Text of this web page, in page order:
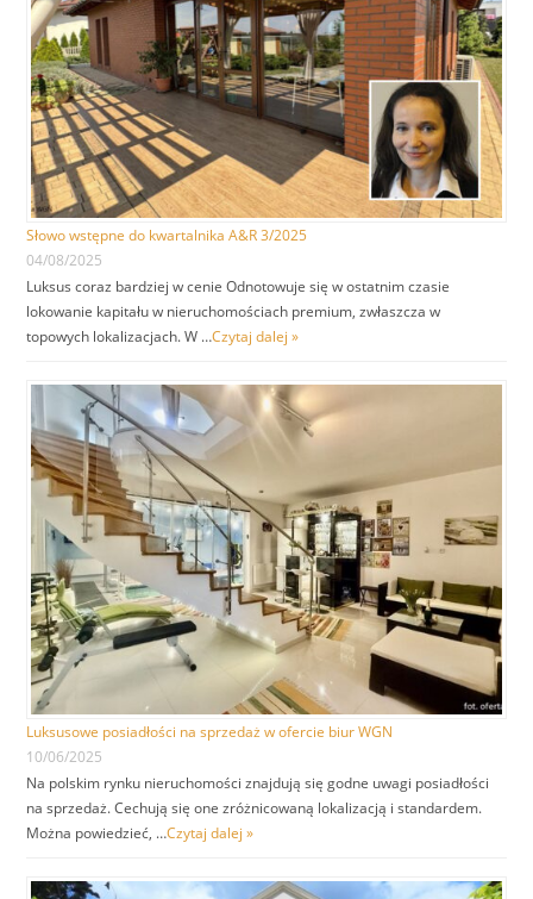
Słowo wstępne do kwartalnika A&R 3/2025
04/08/2025
Luksus coraz bardziej w cenie Odnotowuje się w ostatnim czasie
lokowanie kapitału w nieruchomościach premium, zwłaszcza w
topowych lokalizacjach. W …Czytaj dalej »
Luksusowe posiadłości na sprzedaż w ofercie biur WGN
10/06/2025
Na polskim rynku nieruchomości znajdują się godne uwagi posiadłości
na sprzedaż. Cechują się one zróżnicowaną lokalizacją i standardem.
Można powiedzieć, …Czytaj dalej »